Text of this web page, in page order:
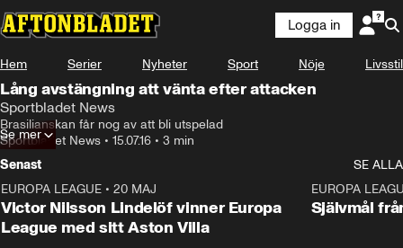
Logga in
Hem Serier Nyheter Sport Nöje Livsstil
Lång avstängning att vänta efter attacken
Sportbladet News
Brasilianskan får nog av att bli utspelad
Sportbladet News • 15.07.16 • 3 min
Se mer
Senast
SE ALLA
EUROPA LEAGUE • 20 MAJ
Victor Nilsson Lindelöf vinner Europa
League med sitt Aston Villa
EUROPA
Självmål